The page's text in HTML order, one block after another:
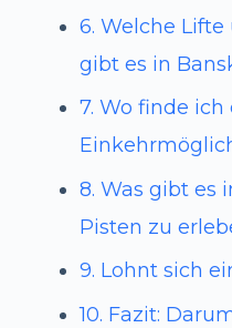
6. Welche
gibt es in
7. Wo finde ich
8. Was gibt es
Pisten zu
9. Lohnt sich
10. Fazit: